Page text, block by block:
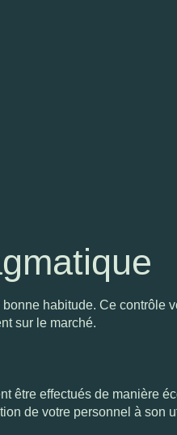
habitude. Ce contrôle
sur le marché.
être effectués de manière
de votre personnel à son